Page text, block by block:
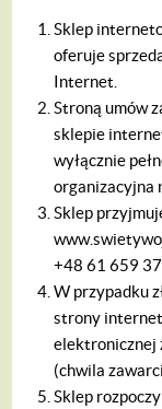
Sklep
oferuje
Internet.
Stroną umów
sklepie
wyłącznie
organizacyjna
Sklep
+48 61 659 37
W przypadku
strony
elektronicznej
(chwila
Sklep